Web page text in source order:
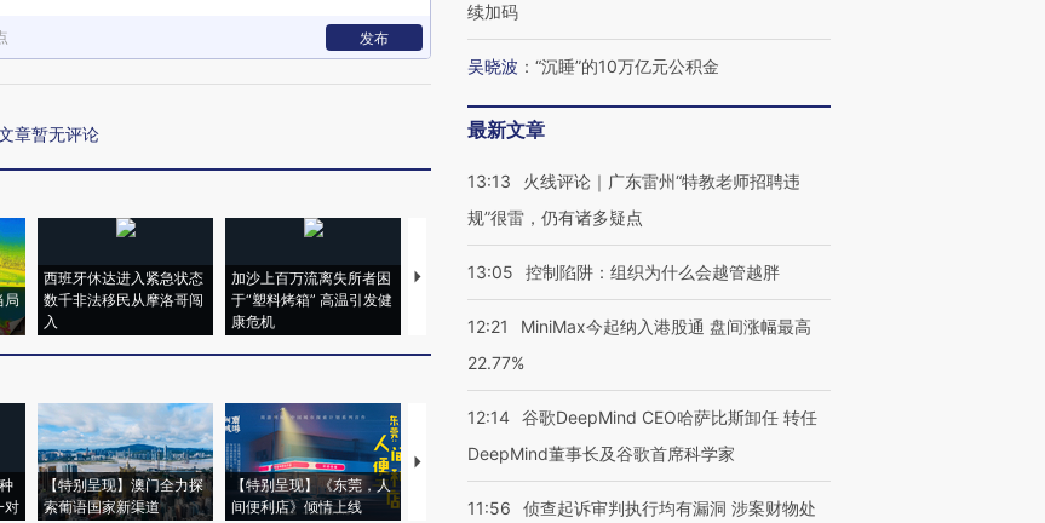
发布
章暂无评论
局
西班牙休达进入紧急状态
数千非法移民从摩洛哥闯
入
加沙上百万流离失所者困
于“塑料烤箱” 高温引发健
康危机
马航飞行员跨国走私7万
粒摇头丸 尿检体内含3种
泽连斯基密集出访美英 索
要防空导弹“救急”
秘鲁纳斯卡观光飞机坠毁
13人遇难
对
【特别呈现】澳门全力探
索葡语国家新渠道
【特别呈现】《东莞，人
间便利店》倾情上线
【推广】走进第四届链博
会，让数智科技“链”接产
【特别呈现】寻找100种
有意思的生活方式·第三对
CFO：不靠规模取胜，华
住三大增长引擎是什么？
续加码
吴晓波 ： “沉睡”的10万亿元公积金
最新文章
13:13
火线评论｜广东雷州“特教老师招聘违
规”很雷，仍有诸多疑点
13:05 控制陷阱：组织为什么会越管越胖
12:21
MiniMax今起纳入港股通 盘间涨幅最高
22.77%
12:14 谷歌DeepMind CEO哈萨比斯卸任 转任
DeepMind董事长及谷歌首席科学家
11:56
侦查起诉审判执行均有漏洞 涉案财物处